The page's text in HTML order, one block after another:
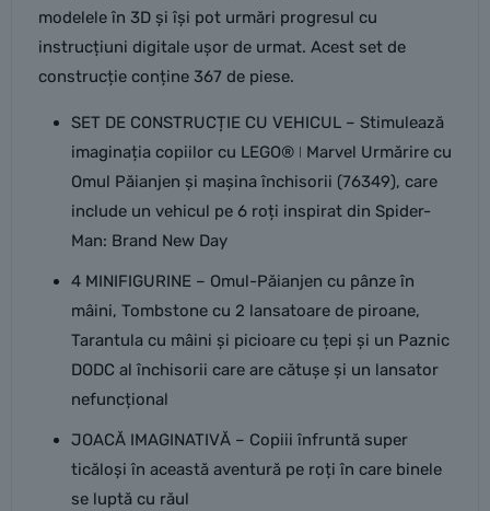
modelele în 3D și își pot urmări progresul cu
instrucțiuni digitale ușor de urmat. Acest set de
construcție conține 367 de piese.
SET DE CONSTRUCȚIE CU VEHICUL – Stimulează
imaginația copiilor cu LEGO® ǀ Marvel Urmărire cu
Omul Păianjen și mașina închisorii (76349), care
include un vehicul pe 6 roți inspirat din Spider-
Man: Brand New Day
4 MINIFIGURINE – Omul-Păianjen cu pânze în
mâini, Tombstone cu 2 lansatoare de piroane,
Tarantula cu mâini și picioare cu țepi și un Paznic
DODC al închisorii care are cătușe și un lansator
nefuncțional
JOACĂ IMAGINATIVĂ – Copiii înfruntă super
ticăloși în această aventură pe roți în care binele
se luptă cu răul